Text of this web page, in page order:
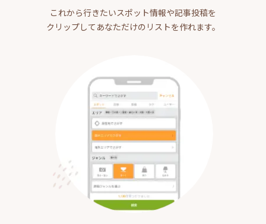
これから行きたいスポット情報や記事投稿を
クリップしてあなただけのリストを作れます。